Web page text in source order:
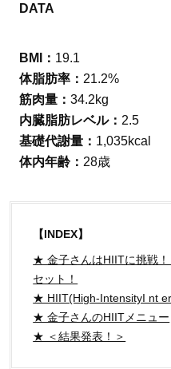
DATA
BMI： 19.1
体脂肪率： 21.2%
筋肉量： 34.2kg
内臓脂肪レベル： 2.5
基礎代謝量： 1,035kcal
体内年齢： 28歳
【INDEX】
★ 金子さんはHIITに挑戦
セット！
★ HIIT(High-IntensityI nt
★ 金子さんのHIITメニュー
★ ＜結果発表！＞